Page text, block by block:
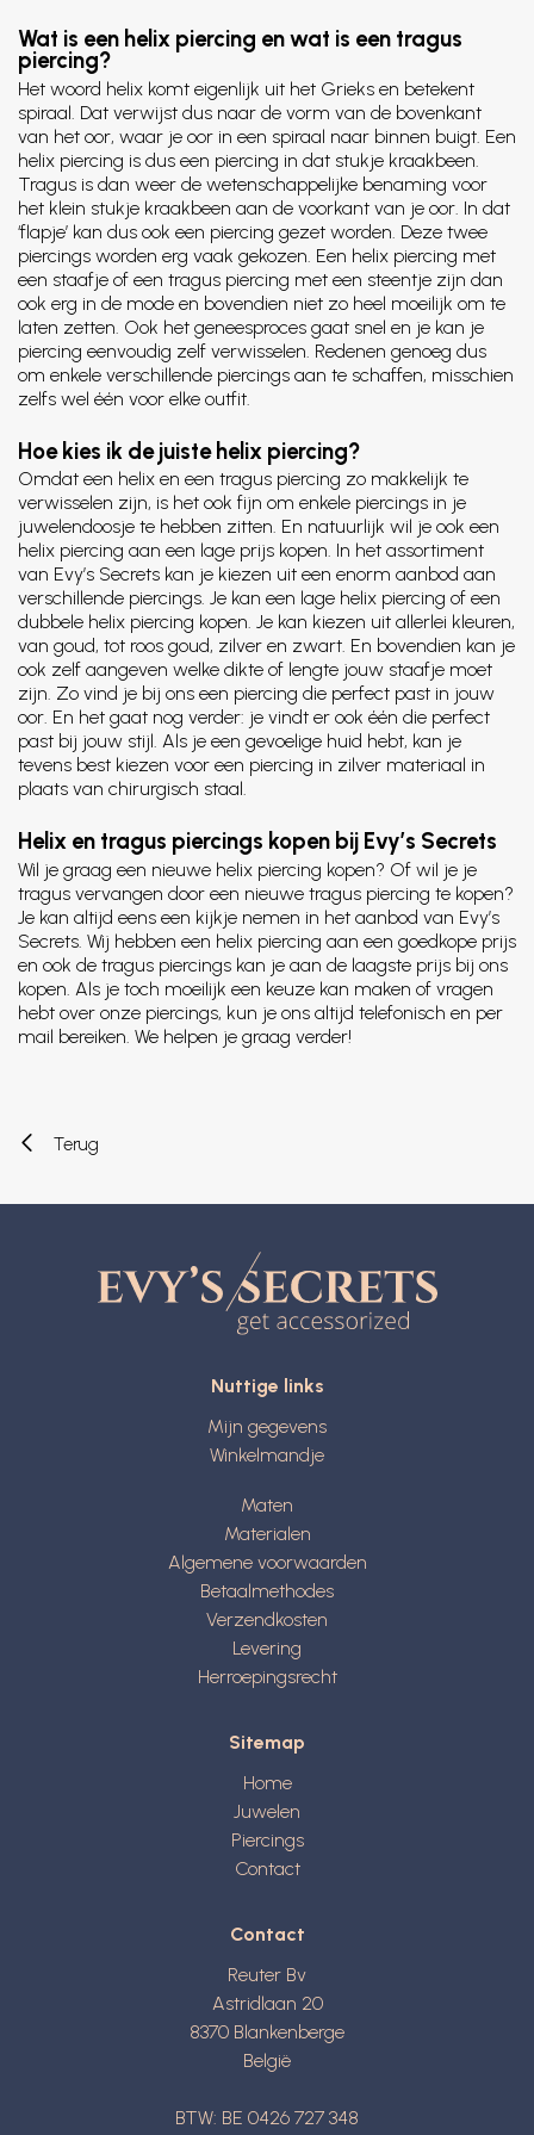
Wat is een helix piercing en wat is een tragus
piercing?
Het woord helix komt eigenlijk uit het Grieks en betekent
spiraal. Dat verwijst dus naar de vorm van de bovenkant
van het oor, waar je oor in een spiraal naar binnen buigt. Een
helix piercing is dus een piercing in dat stukje kraakbeen.
Tragus is dan weer de wetenschappelijke benaming voor
het klein stukje kraakbeen aan de voorkant van je oor. In dat
‘flapje’ kan dus ook een piercing gezet worden. Deze twee
piercings worden erg vaak gekozen. Een helix piercing met
een staafje of een tragus piercing met een steentje zijn dan
ook erg in de mode en bovendien niet zo heel moeilijk om te
laten zetten. Ook het geneesproces gaat snel en je kan je
piercing eenvoudig zelf verwisselen. Redenen genoeg dus
om enkele verschillende piercings aan te schaffen, misschien
zelfs wel één voor elke outfit.
Hoe kies ik de juiste helix piercing?
Omdat een helix en een tragus piercing zo makkelijk te
verwisselen zijn, is het ook fijn om enkele piercings in je
juwelendoosje te hebben zitten. En natuurlijk wil je ook een
helix piercing aan een lage prijs kopen. In het assortiment
van Evy’s Secrets kan je kiezen uit een enorm aanbod aan
verschillende piercings. Je kan een lage helix piercing of een
dubbele helix piercing kopen. Je kan kiezen uit allerlei kleuren,
van goud, tot roos goud, zilver en zwart. En bovendien kan je
ook zelf aangeven welke dikte of lengte jouw staafje moet
zijn. Zo vind je bij ons een piercing die perfect past in jouw
oor. En het gaat nog verder: je vindt er ook één die perfect
past bij jouw stijl. Als je een gevoelige huid hebt, kan je
tevens best kiezen voor een piercing in zilver materiaal in
plaats van chirurgisch staal.
Helix en tragus piercings kopen bij Evy’s Secrets
Wil je graag een nieuwe helix piercing kopen? Of wil je je
tragus vervangen door een nieuwe tragus piercing te kopen?
Je kan altijd eens een kijkje nemen in het aanbod van Evy’s
Secrets. Wij hebben een helix piercing aan een goedkope prijs
en ook de tragus piercings kan je aan de laagste prijs bij ons
kopen. Als je toch moeilijk een keuze kan maken of vragen
hebt over onze piercings, kun je ons altijd telefonisch en per
mail bereiken. We helpen je graag verder!
Terug
Nuttige links
Mijn gegevens
Winkelmandje
Maten
Materialen
Algemene voorwaarden
Betaalmethodes
Verzendkosten
Levering
Herroepingsrecht
Sitemap
Home
Juwelen
Piercings
Contact
Contact
Reuter Bv
Astridlaan 20
8370 Blankenberge
België
BTW: BE 0426 727 348